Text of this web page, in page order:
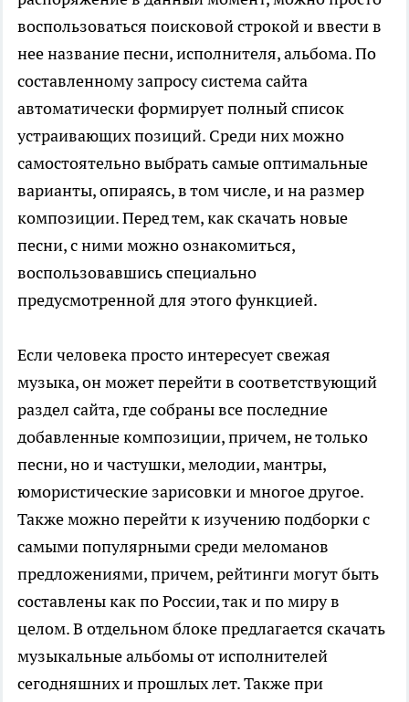
воспользоваться поисковой строкой и ввести в
нее название песни, исполнителя, альбома. По
составленному запросу система сайта
автоматически формирует полный список
устраивающих позиций. Среди них можно
самостоятельно выбрать самые оптимальные
варианты, опираясь, в том числе, и на размер
композиции. Перед тем, как скачать новые
песни, с ними можно ознакомиться,
воспользовавшись специально
предусмотренной для этого функцией.
Если человека просто интересует свежая
музыка, он может перейти в соответствующий
раздел сайта, где собраны все последние
добавленные композиции, причем, не только
песни, но и частушки, мелодии, мантры,
юмористические зарисовки и многое другое.
Также можно перейти к изучению подборки с
самыми популярными среди меломанов
предложениями, причем, рейтинги могут быть
составлены как по России, так и по миру в
целом. В отдельном блоке предлагается скачать
музыкальные альбомы от исполнителей
сегодняшних и прошлых лет. Также при